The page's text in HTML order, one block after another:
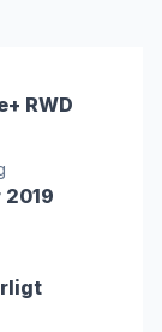
RWD
2019